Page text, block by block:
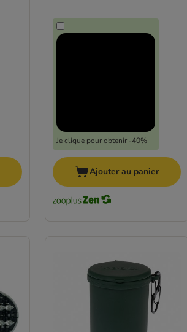
Je clique pour obtenir -40%
Ajouter au panier